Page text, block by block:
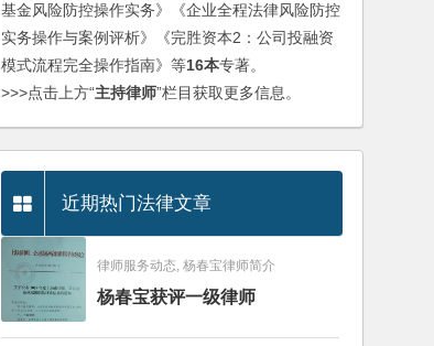
基金风险防控操作实务》《企业全程法律风险防控
实务操作与案例评析》《完胜资本2：公司投融资
模式流程完全操作指南》等16本专著。
>>>点击上方“主持律师”栏目获取更多信息。
近期热门法律文章
律师服务动态, 杨春宝律师简介
杨春宝获评一级律师